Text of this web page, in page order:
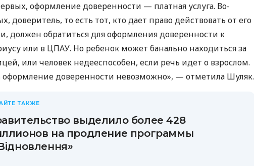
оформление доверенности — платная услуга. Во-
доверитель, то есть тот, кто дает право действовать от его
должен обратиться для оформления доверенности к
или в ЦПАУ. Но ребенок может банально находиться за
или человек недееспособен, если речь идет о взрослом.
оформление доверенности невозможно», — отметила Шуляк.
ТАКЖЕ
выделило более 428
на продление программы